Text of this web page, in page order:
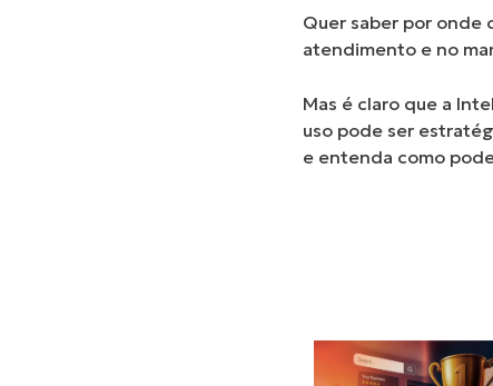
Quer saber por onde
atendimento e no
Mas é claro que a
uso pode ser
e entenda como